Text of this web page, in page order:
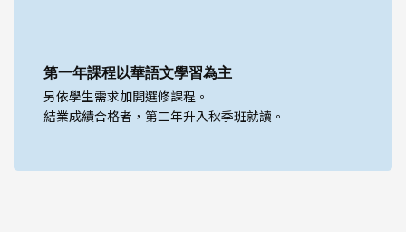
第一年課程以華語文學習為主
另依學生需求加開選修課程。
結業成績合格者，第二年升入秋季班就讀。